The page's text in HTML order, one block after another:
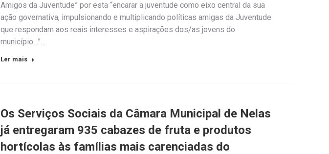
Amigos da Juventude” por esta “encarar a juventude como eixo central da sua
ação governativa, impulsionando e multiplicando políticas amigas da Juventude
que respondam aos reais interesses e aspirações dos/as jovens do
município…”…
Ler mais
Os Serviços Sociais da Câmara Municipal de Nelas
já entregaram 935 cabazes de fruta e produtos
hortícolas às famílias mais carenciadas do